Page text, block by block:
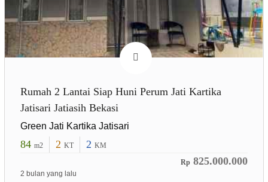
Rumah 2 Lantai Siap Huni Perum Jati Kartika
Jatisari Jatiasih Bekasi
Green Jati Kartika Jatisari
84 m2 2 KT 2 KM
Rp 825.000.000
2 bulan yang lalu